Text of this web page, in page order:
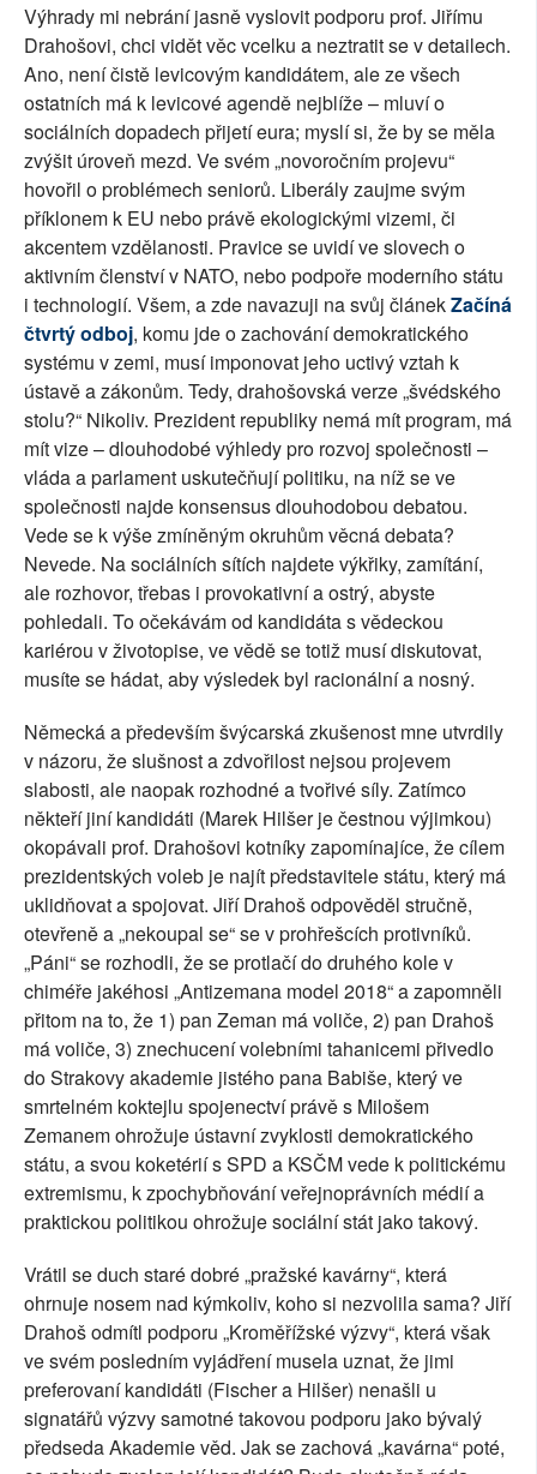
Výhrady mi nebrání jasně vyslovit podporu prof. Jiřímu
Drahošovi, chci vidět věc vcelku a neztratit se v detailech.
Ano, není čistě levicovým kandidátem, ale ze všech
ostatních má k levicové agendě nejblíže – mluví o
sociálních dopadech přijetí eura; myslí si, že by se měla
zvýšit úroveň mezd. Ve svém „novoročním projevu“
hovořil o problémech seniorů. Liberály zaujme svým
příklonem k EU nebo právě ekologickými vizemi, či
akcentem vzdělanosti. Pravice se uvidí ve slovech o
aktivním členství v NATO, nebo podpoře moderního státu
i technologií. Všem, a zde navazuji na svůj článekZačíná
čtvrtý odboj, komu jde o zachování demokratického
systému v zemi, musí imponovat jeho uctivý vztah k
ústavě a zákonům. Tedy, drahošovská verze „švédského
stolu?“ Nikoliv. Prezident republiky nemá mít program, má
mít vize – dlouhodobé výhledy pro rozvoj společnosti –
vláda a parlament uskutečňují politiku, na níž se ve
společnosti najde konsensus dlouhodobou debatou.
Vede se k výše zmíněným okruhům věcná debata?
Nevede. Na sociálních sítích najdete výkřiky, zamítání,
ale rozhovor, třebas i provokativní a ostrý, abyste
pohledali. To očekávám od kandidáta s vědeckou
kariérou v životopise, ve vědě se totiž musí diskutovat,
musíte se hádat, aby výsledek byl racionální a nosný.
Německá a především švýcarská zkušenost mne utvrdily
v názoru, že slušnost a zdvořilost nejsou projevem
slabosti, ale naopak rozhodné a tvořivé síly. Zatímco
někteří jiní kandidáti (Marek Hilšer je čestnou výjimkou)
okopávali prof. Drahošovi kotníky zapomínajíce, že cílem
prezidentských voleb je najít představitele státu, který má
uklidňovat a spojovat. Jiří Drahoš odpověděl stručně,
otevřeně a „nekoupal se“ se v prohřešcích protivníků.
„Páni“ se rozhodli, že se protlačí do druhého kole v
chiméře jakéhosi „Antizemana model 2018“ a zapomněli
přitom na to, že 1) pan Zeman má voliče, 2) pan Drahoš
má voliče, 3) znechucení volebními tahanicemi přivedlo
do Strakovy akademie jistého pana Babiše, který ve
smrtelném koktejlu spojenectví právě s Milošem
Zemanem ohrožuje ústavní zvyklosti demokratického
státu, a svou koketérií s SPD a KSČM vede k politickému
extremismu, k zpochybňování veřejnoprávních médií a
praktickou politikou ohrožuje sociální stát jako takový.
Vrátil se duch staré dobré „pražské kavárny“, která
ohrnuje nosem nad kýmkoliv, koho si nezvolila sama? Jiří
Drahoš odmítl podporu „Kroměřížské výzvy“, která však
ve svém posledním vyjádření musela uznat, že jimi
preferovaní kandidáti (Fischer a Hilšer) nenašli u
signatářů výzvy samotné takovou podporu jako bývalý
předseda Akademie věd. Jak se zachová „kavárna“ poté,